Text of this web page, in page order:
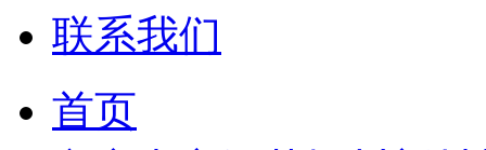
联系我们
首页